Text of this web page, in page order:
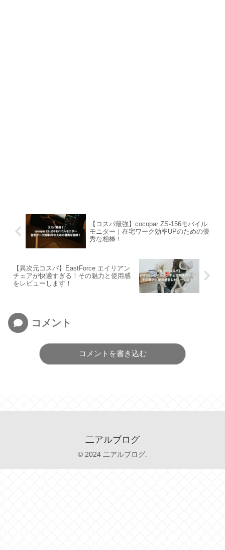
【コスパ最強】cocopar ZS-156モバイル
モニター｜在宅ワーク効率UPのための優
秀な相棒！
【異次元コスパ】EastForce エイリアン
チェアが快適すぎる！その魅力と使用感
をレビューします！
コメント
コメントを書き込む
二アルブログ
© 2024 二アルブログ.